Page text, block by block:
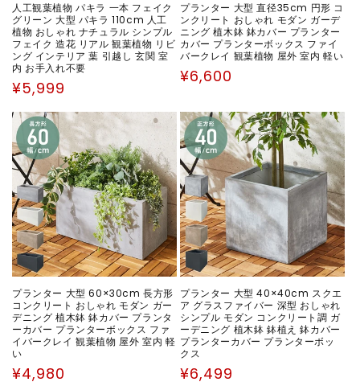
人工観葉植物 パキラ 一本 フェイク
グリーン 大型 パキラ 110cm 人工
植物 おしゃれ ナチュラル シンプル
フェイク 造花 リアル 観葉植物 リビ
ング インテリア 葉 引越し 玄関 室
内 お手入れ不要
通
価
格
¥5,999
プランター 大型 直径35cm 円形 コ
ンクリート おしゃれ モダン ガーデ
ニング 植木鉢 鉢カバー プランター
カバー プランターボックス ファイ
バークレイ 観葉植物 屋外 室内 軽い
通
価
格
¥6,600
プランター 大型 60×30cm 長方形
コンクリート おしゃれ モダン ガー
デニング 植木鉢 鉢カバー プランタ
ーカバー プランターボックス ファ
イバークレイ 観葉植物 屋外 室内 軽
い
通
¥4,980
プランター 大型 40×40cm スクエ
ア グラスファイバー 深型 おしゃれ
シンプル モダン コンクリート調 ガ
ーデニング 植木鉢 鉢植え 鉢カバー
プランターカバー プランターボッ
クス
通
¥6,499